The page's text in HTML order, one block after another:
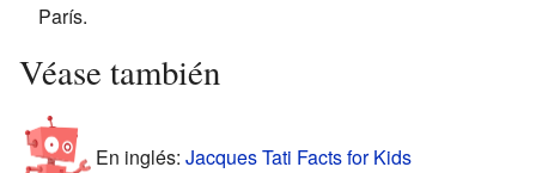
París.
Véase también
En inglés: Jacques Tati Facts for Kids